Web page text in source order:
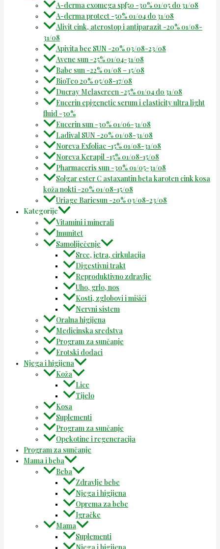
A-derma exomega spf50 -30% 01/05 do 31/08
A-derma protect -50% 01/04 do 31/08
Alivit cink, aterostop i antiparazit -20% 01/08-
31/08
Apivita bee SUN -20% 03/08-23/08
Avene sun -25% 01/04-31/08
Babe sun -22% 01/08 – 15/08
BioTeo 20% 05/08-17/08
Ducray Melascreen -25% 01/04 do 31/08
Eucerin epigenetic serum i elasticity ultra light
fluid -30%
Eucerin sun -30% 01/06-31/08
Ladival SUN -20% 01/08-31/08
Noreva Exfoliac -15% 01/08-31/08
Noreva Kerapil -15% 01/08-15/08
Pharmaceris sun -30% 01/05-31/08
Solgar ester C astaxantin beta karoten cink kosa
koža nokti -20% 01/08-15/08
Uriage Bariesun -20% 03/08-23/08
Kategorije
Vitamini i minerali
Imunitet
Samoliječenje
Srce, jetra, cirkulacija
Digestivni trakt
Reproduktivno zdravlje
Uho, grlo, nos
Kosti, zglobovi i mišići
Nervni sistem
Oralna higijena
Medicinska sredstva
Program za sunčanje
Erotski dodaci
Njega i higijena
Koža
Lice
Tijelo
Kosa
Suplementi
Program za sunčanje
Opekotine i regeneracija
Program za sunčanje
Mama i beba
Beba
Zdravlje bebe
Njega i higijena
Oprema za bebe
Igračke
Mama
Suplementi